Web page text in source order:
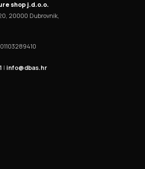
shop j.d.o.o.
20000 Dubrovnik,
| info@dbas.hr